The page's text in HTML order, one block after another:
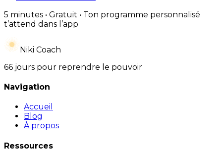
5 minutes • Gratuit • Ton programme personnalisé
t’attend dans l’app
Niki Coach
66 jours pour reprendre le pouvoir
Navigation
Accueil
Blog
À propos
Ressources